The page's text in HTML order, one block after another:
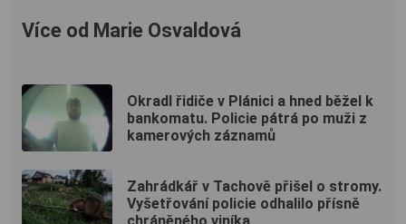
Více od Marie Osvaldová
Okradl řidiče v Plánici a hned běžel k
bankomatu. Policie pátrá po muži z
kamerových záznamů
Zahrádkář v Tachově přišel o stromy.
Vyšetřování policie odhalilo přísně